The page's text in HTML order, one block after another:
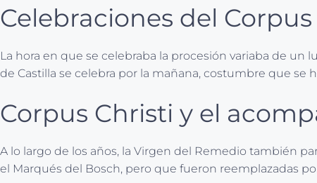
Celebraciones del
La hora en que se celebraba la procesión variaba de un
de Castilla se celebra por la mañana, costumbre que se
Corpus Christi y el
A lo largo de los años, la Virgen del Remedio también
el Marqués del Bosch, pero que fueron reemplazadas